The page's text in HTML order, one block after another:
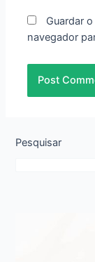
Guardar
navegador
Pesquisar